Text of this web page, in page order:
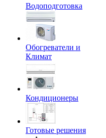
Водоподготовка
Обогреватели и
Климат
Кондиционеры
Готовые решения